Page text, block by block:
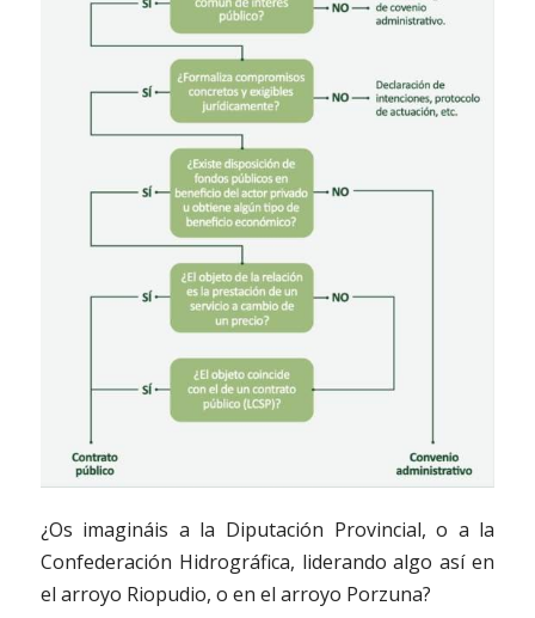
¿Os imagináis a la Diputación Provincial, o a la
Confederación Hidrográfica, liderando algo así en
el arroyo Riopudio, o en el arroyo Porzuna?